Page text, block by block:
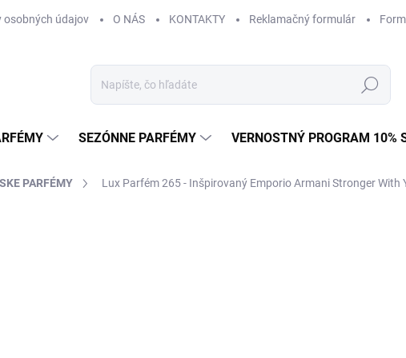
osobných údajov O NÁS KONTAKTY Reklamačný formulár
Hľadať
SEZÓNNE PARFÉMY VERNOSTNÝ PROGRAM 10%
PARFÉMY Lux Parfém 265 - Inšpirovaný Emporio Armani Stronger With